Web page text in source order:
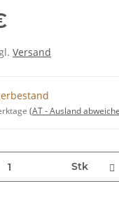
Versand
(AT - Ausland
Stk